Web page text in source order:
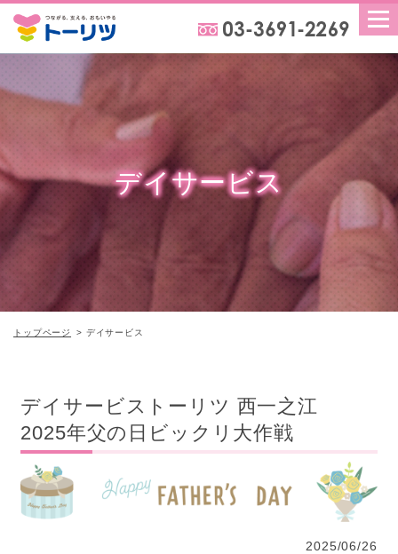
デイサービス
トップページ デイサービス
デイサービストーリツ 西一之江
2025年父の日ビックリ大作戦
2025/06/26